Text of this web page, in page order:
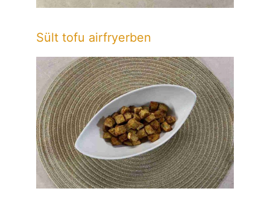
Sült tofu airfryerben